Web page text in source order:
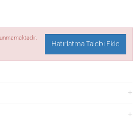
Hatırlatma Talebi Ekle